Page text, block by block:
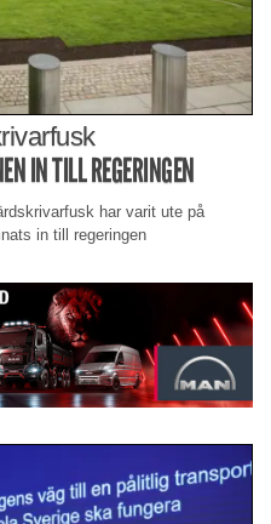
IN TILL REGERINGEN
har varit ute på
in till regeringen